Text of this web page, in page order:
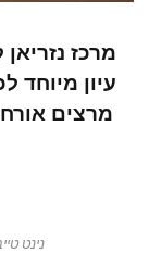
עיון
מרצים
נינט